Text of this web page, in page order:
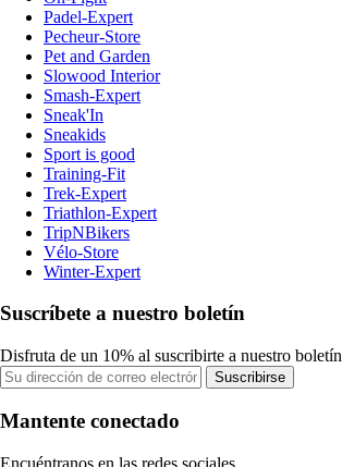
Padel-Expert
Pecheur-Store
Pet and Garden
Slowood Interior
Smash-Expert
Sneak'In
Sneakids
Sport is good
Training-Fit
Trek-Expert
Triathlon-Expert
TripNBikers
Vélo-Store
Winter-Expert
Suscríbete a nuestro boletín
Disfruta de un 10% al suscribirte a nuestro boletín
Suscribirse
Mantente conectado
Encuéntranos en las redes sociales